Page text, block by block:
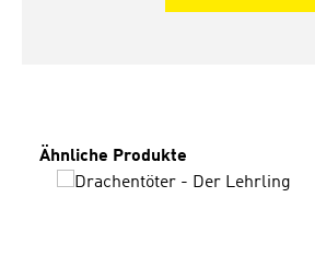
Produktgalerie überspringen
Ähnliche Produkte